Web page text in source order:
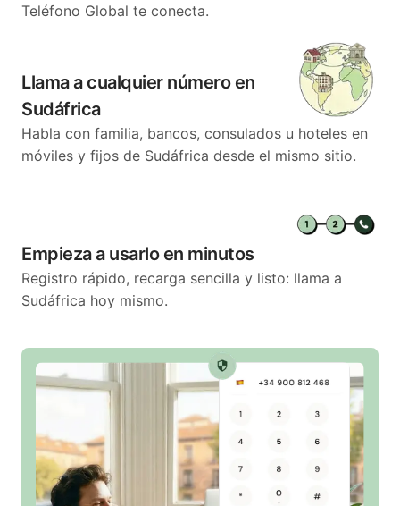
Teléfono Global te conecta.
Llama a cualquier número en
Sudáfrica
Habla con familia, bancos, consulados u hoteles en
móviles y fijos de Sudáfrica desde el mismo sitio.
Empieza a usarlo en minutos
Registro rápido, recarga sencilla y listo: llama a
Sudáfrica hoy mismo.